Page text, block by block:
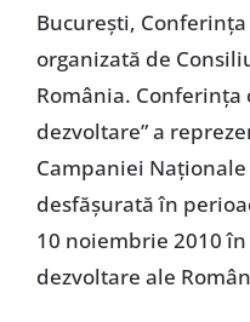
Bucureşti,
organizată de
România.
dezvoltare” a
Campaniei
desfăşurată în
10 noiembrie 2010
dezvoltare ale